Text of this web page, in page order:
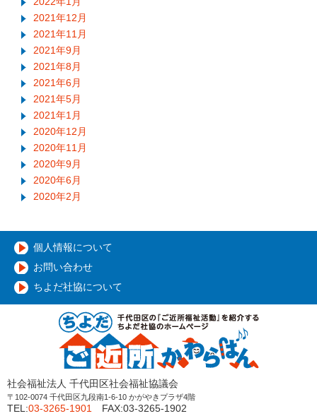
2021年12月
2021年11月
2021年9月
2021年8月
2021年6月
2021年5月
2021年1月
2020年12月
2020年11月
2020年9月
2020年6月
2020年2月
個人情報について
お問い合わせ
ちよだ社協について
社会福祉法人 千代田区社会福祉協議会
〒102-0074 千代田区九段南1-6-10 かがやきプラザ4階
TEL:03-3265-1901 FAX:03-3265-1902